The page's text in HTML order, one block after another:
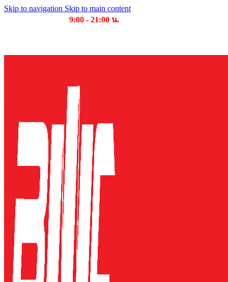
Skip to navigation Skip to main content
9:00 - 21:00 น.